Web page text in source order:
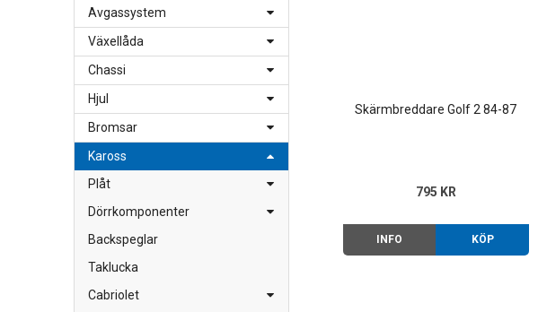
Avgassystem
Växellåda
Chassi
Hjul
Bromsar
Kaross
Plåt
Dörrkomponenter
Backspeglar
Taklucka
Cabriolet
Skärmbreddare Golf 2 84-87
795 KR
INFO KÖP